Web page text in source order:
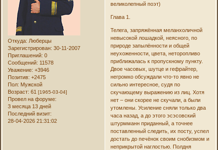
Откуда: Люберцы
Зарегистрирован: 30-11-2007
Приглашений: 0
Сообщений: 11578
Уважение: +3946
Позитив: +2475
Пол: Мужской
Возраст: 61[1965-03-04]
Провел на форуме:
3 месяца 13 дней
Последний визит:
28-04-2026 21:31:02
великолепный поэт)
Глава 1.
Телега, запряжённая меланхоличной
невысокой лошадкой, неясного, по
природе запылённости и общей
неухоженности, цвета, неторопливо
приближалась к пропускному пункту.
Двое часовых, шутце и гефрайтер,
негромко обсуждали что-то явно не
сильно интересное, судя по
скучающему выражению из лиц. Хотя
нет – они скорее не скучали, а были
утомлены. Усиление сняли только два
часа назад, а до этого эсэсовский
штурмманн приданный, а точнее
поставленный следить, их посту, успел
достать до печёнок своим снобизмом и
неприкрытой наглостью. Полдня